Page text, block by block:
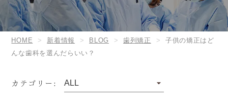
HOME 新着情報 BLOG 歯列矯正
子供の矯正はど
んな歯科を選んだらいい？
カテゴリー: